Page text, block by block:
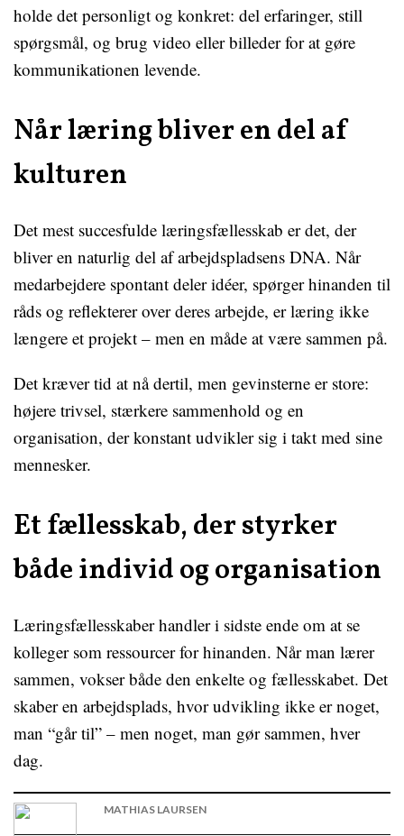
holde det personligt og konkret: del erfaringer, still
spørgsmål, og brug video eller billeder for at gøre
kommunikationen levende.
Når læring bliver en del af
kulturen
Det mest succesfulde læringsfællesskab er det, der
bliver en naturlig del af arbejdspladsens DNA. Når
medarbejdere spontant deler idéer, spørger hinanden til
råds og reflekterer over deres arbejde, er læring ikke
længere et projekt – men en måde at være sammen på.
Det kræver tid at nå dertil, men gevinsterne er store:
højere trivsel, stærkere sammenhold og en
organisation, der konstant udvikler sig i takt med sine
mennesker.
Et fællesskab, der styrker
både individ og organisation
Læringsfællesskaber handler i sidste ende om at se
kolleger som ressourcer for hinanden. Når man lærer
sammen, vokser både den enkelte og fællesskabet. Det
skaber en arbejdsplads, hvor udvikling ikke er noget,
man “går til” – men noget, man gør sammen, hver
dag.
MATHIAS LAURSEN